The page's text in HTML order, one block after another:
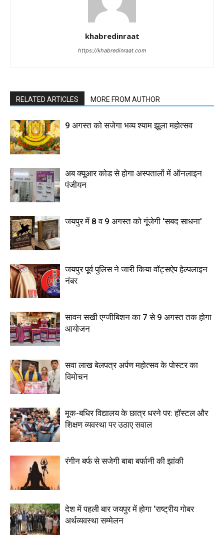
khabredinraat
https://khabredinraat.com
RELATED ARTICLES MORE FROM AUTHOR
9 अगस्त को सजेगा भव्य श्याम झूला महोत्सव
अब क्यूआर कोड से होगा अस्पतालों में ऑनलाइन
पंजीयन
जयपुर में 8 व 9 अगस्त को गूंजेगी ‘सबद साधना’
जयपुर पूर्व पुलिस ने जारी किया वॉट्सऐप हेल्पलाइन
नंबर
सावन सखी एग्जीबिशन का 7 से 9 अगस्त तक होगा
आयोजन
सवा लाख बेलपत्र अर्पण महोत्सव के पोस्टर का
विमोचन
मूक-बधिर विद्यालय के छात्र धरने पर: हॉस्टल और
शिक्षण व्यवस्था पर उठाए सवाल
रंगीन बर्फ से सजेगी बाबा बर्फानी की झांकी
देश में पहली बार जयपुर में होगा ‘राष्ट्रीय गोबर
अर्थव्यवस्था सम्मेलन